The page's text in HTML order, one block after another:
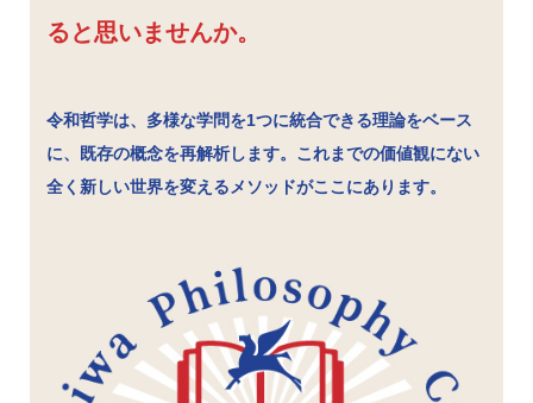
ると思いませんか。
令和哲学は、多様な学問を1つに統合できる理論をベース
に、既存の概念を再解析します。これまでの価値観にない
全く新しい世界を変えるメソッドがここにあります。